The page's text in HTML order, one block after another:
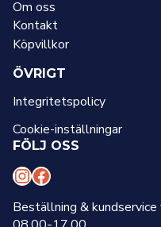
Om oss
Kontakt
Köpvillkor
ÖVRIGT
Integritetspolicy
Cookie-inställningar
FÖLJ OSS
I
n
F
a
Beställning &